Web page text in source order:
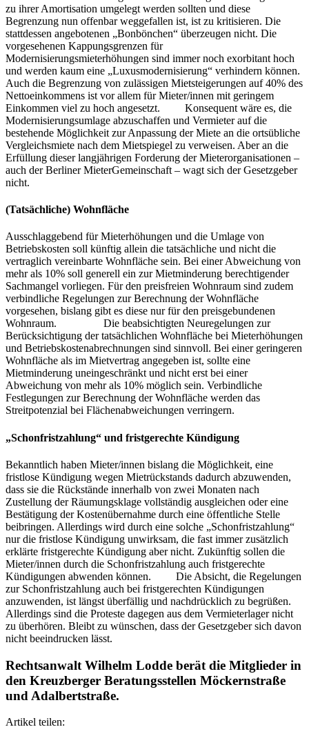
zu ihrer Amortisation umgelegt werden sollten und diese
Begrenzung nun offenbar weggefallen ist, ist zu kritisieren. Die
stattdessen angebotenen „Bonbönchen“ überzeugen nicht. Die
vorgesehenen Kappungsgrenzen für
Modernisierungsmieterhöhungen sind immer noch exorbitant hoch
und werden kaum eine „Luxusmodernisierung“ verhindern können.
Auch die Begrenzung von zulässigen Mietsteigerungen auf 40% des
Nettoeinkommens ist vor allem für Mieter/innen mit geringem
Einkommen viel zu hoch angesetzt. Konsequent wäre es, die
Modernisierungsumlage abzuschaffen und Vermieter auf die
bestehende Möglichkeit zur Anpassung der Miete an die ortsübliche
Vergleichsmiete nach dem Mietspiegel zu verweisen. Aber an die
Erfüllung dieser langjährigen Forderung der Mieterorganisationen –
auch der Berliner MieterGemeinschaft – wagt sich der Gesetzgeber
nicht.
(Tatsächliche) Wohnfläche
Ausschlaggebend für Mieterhöhungen und die Umlage von
Betriebskosten soll künftig allein die tatsächliche und nicht die
vertraglich vereinbarte Wohnfläche sein. Bei einer Abweichung von
mehr als 10% soll generell ein zur Mietminderung berechtigender
Sachmangel vorliegen. Für den preisfreien Wohnraum sind zudem
verbindliche Regelungen zur Berechnung der Wohnfläche
vorgesehen, bislang gibt es diese nur für den preisgebundenen
Wohnraum. Die beabsichtigten Neuregelungen zur
Berücksichtigung der tatsächlichen Wohnfläche bei Mieterhöhungen
und Betriebskostenabrechnungen sind sinnvoll. Bei einer geringeren
Wohnfläche als im Mietvertrag angegeben ist, sollte eine
Mietminderung uneingeschränkt und nicht erst bei einer
Abweichung von mehr als 10% möglich sein. Verbindliche
Festlegungen zur Berechnung der Wohnfläche werden das
Streitpotenzial bei Flächenabweichungen verringern.
„Schonfristzahlung“ und fristgerechte Kündigung
Bekanntlich haben Mieter/innen bislang die Möglichkeit, eine
fristlose Kündigung wegen Mietrückstands dadurch abzuwenden,
dass sie die Rückstände innerhalb von zwei Monaten nach
Zustellung der Räumungsklage vollständig ausgleichen oder eine
Bestätigung der Kostenübernahme durch eine öffentliche Stelle
beibringen. Allerdings wird durch eine solche „Schonfristzahlung“
nur die fristlose Kündigung unwirksam, die fast immer zusätzlich
erklärte fristgerechte Kündigung aber nicht. Zukünftig sollen die
Mieter/innen durch die Schonfristzahlung auch fristgerechte
Kündigungen abwenden können. Die Absicht, die Regelungen
zur Schonfristzahlung auch bei fristgerechten Kündigungen
anzuwenden, ist längst überfällig und nachdrücklich zu begrüßen.
Allerdings sind die Proteste dagegen aus dem Vermieterlager nicht
zu überhören. Bleibt zu wünschen, dass der Gesetzgeber sich davon
nicht beeindrucken lässt.
Rechtsanwalt Wilhelm Lodde berät die Mitglieder in
den Kreuzberger Beratungsstellen Möckernstraße
und Adalbertstraße.
Artikel teilen: